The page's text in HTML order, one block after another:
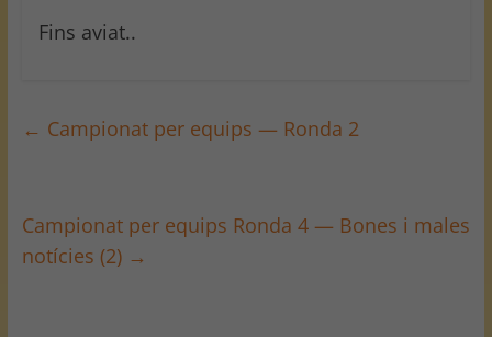
Fins aviat..
← Campionat per equips — Ronda 2
Campionat per equips Ronda 4 — Bones i males
notícies (2) →